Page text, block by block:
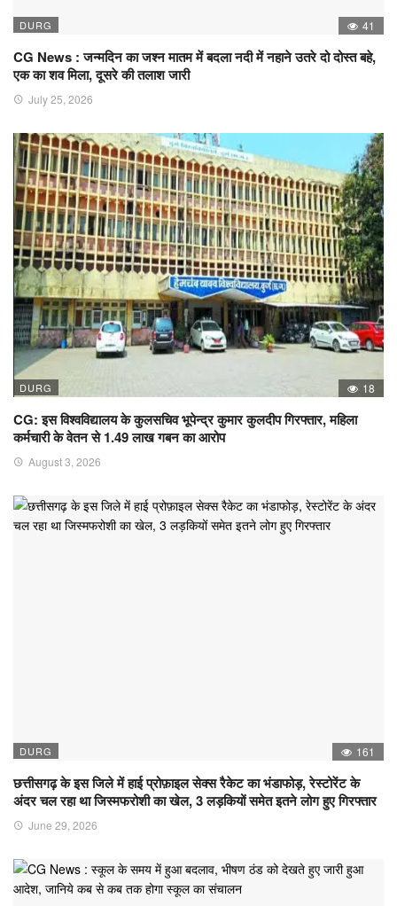
DURG 41
CG News : जन्मदिन का जश्न मातम में बदला नदी में नहाने उतरे दो दोस्त बहे,
एक का शव मिला, दूसरे की तलाश जारी
July 25, 2026
DURG 18
CG: इस विश्वविद्यालय के कुलसचिव भूपेन्द्र कुमार कुलदीप गिरफ्तार, महिला
कर्मचारी के वेतन से 1.49 लाख गबन का आरोप
August 3, 2026
DURG 161
छत्तीसगढ़ के इस जिले में हाई प्रोफ़ाइल सेक्स रैकेट का भंडाफोड़, रेस्टोरेंट के
अंदर चल रहा था जिस्मफरोशी का खेल, 3 लड़कियों समेत इतने लोग हुए गिरफ्तार
June 29, 2026